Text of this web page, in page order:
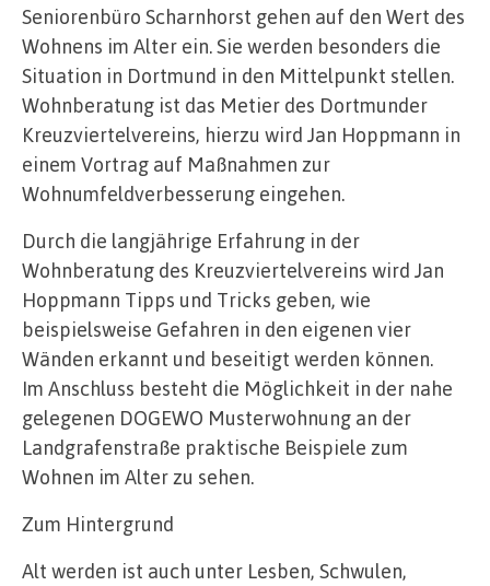
Seniorenbüro Scharnhorst gehen auf den Wert des
Wohnens im Alter ein. Sie werden besonders die
Situation in Dortmund in den Mittelpunkt stellen.
Wohnberatung ist das Metier des Dortmunder
Kreuzviertelvereins, hierzu wird Jan Hoppmann in
einem Vortrag auf Maßnahmen zur
Wohnumfeldverbesserung eingehen.
Durch die langjährige Erfahrung in der
Wohnberatung des Kreuzviertelvereins wird Jan
Hoppmann Tipps und Tricks geben, wie
beispielsweise Gefahren in den eigenen vier
Wänden erkannt und beseitigt werden können.
Im Anschluss besteht die Möglichkeit in der nahe
gelegenen DOGEWO Musterwohnung an der
Landgrafenstraße praktische Beispiele zum
Wohnen im Alter zu sehen.
Zum Hintergrund
Alt werden ist auch unter Lesben, Schwulen,